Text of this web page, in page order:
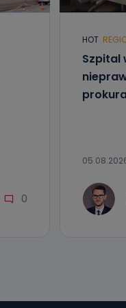
Wolności
od
żądania
0
HOT
Szpital